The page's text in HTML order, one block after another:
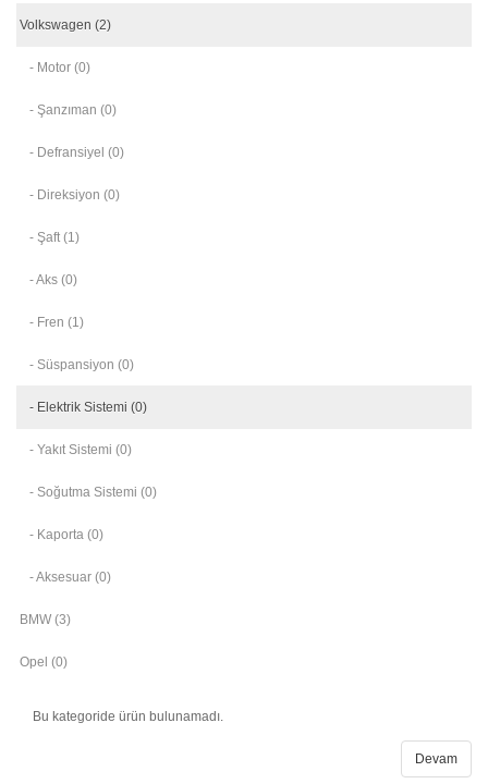
Volkswagen (2)
- Motor (0)
- Şanzıman (0)
- Defransiyel (0)
- Direksiyon (0)
- Şaft (1)
- Aks (0)
- Fren (1)
- Süspansiyon (0)
- Elektrik Sistemi (0)
- Yakıt Sistemi (0)
- Soğutma Sistemi (0)
- Kaporta (0)
- Aksesuar (0)
BMW (3)
Opel (0)
Bu kategoride ürün bulunamadı.
Devam